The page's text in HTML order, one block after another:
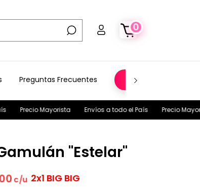
0
Preguntas Frecuentes SHOWROOM
Envíos a todo el País Precio Mayorista
"Estelar"
c/u 2x1 BIG BIG